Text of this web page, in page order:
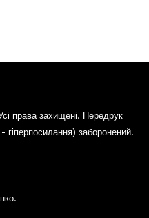
права захищені. Передрук
гіперпосилання) заборонений.